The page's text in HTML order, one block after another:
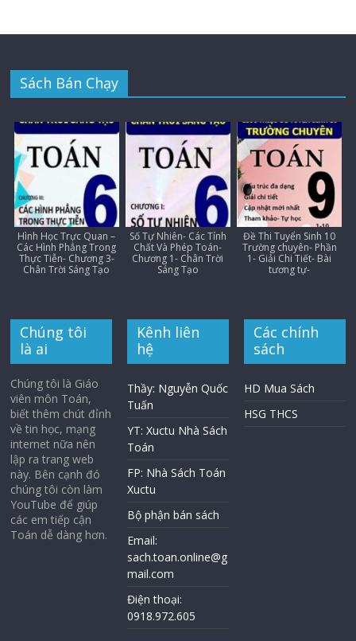
Sách Bán Chạy
Hình Học Trực Quan –
Các Hình Phẳng Trong
Thực Tiễn- Chương 3-
Chân Trời Sáng Tạo
Số Tự Nhiên- Các Tính
Chất Và Phép Toán-
Chương 1- Chân Trời
Sáng Tạo
Đề Thi Tuyển Sinh 10
Trường chuyên- Phần
1- Giải Chi Tiết- Bài
tương tự-
Chúng tôi
là ai
Chúng tôi là Giáo
viên môn Toán,
biết thêm chút đỉnh
về tin học, mạng
internet nữa nên
lập ra trang web
này. Bên cạnh đó
chúng tôi còn làm
YouTube để giúp
các em tiếp cận
Toán dễ dàng hơn.
Kênh liên
hệ
Thầy: Nguyễn Quốc
Tuấn
YT: Xuctu Nhà Sách
Toán
FP: Nhà Sách Toán
Xuctu
Bộ phận bán sách
Email:
sach.toan.online@g
mail.com
Điện thoại:
0918.972.605
Các chính
sách
HD Mua Sách
HSG THCS